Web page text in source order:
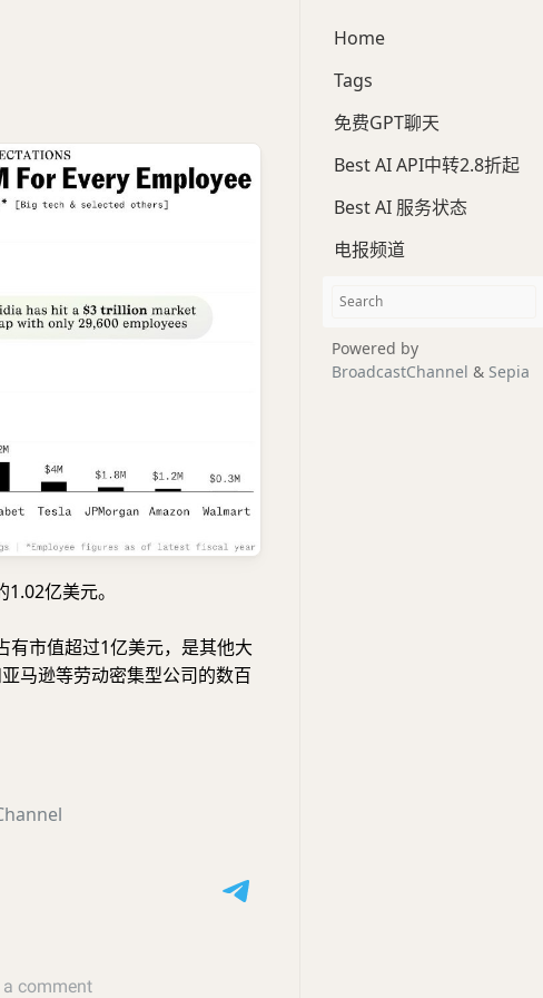
亿美元。
有市值超过1亿美元，是其他大
马逊等劳动密集型公司的数百
Home
Tags
免费GPT聊天
Best AI API中转2.8折起
Best AI 服务状态
电报频道
Powered by
BroadcastChannel & Sepia